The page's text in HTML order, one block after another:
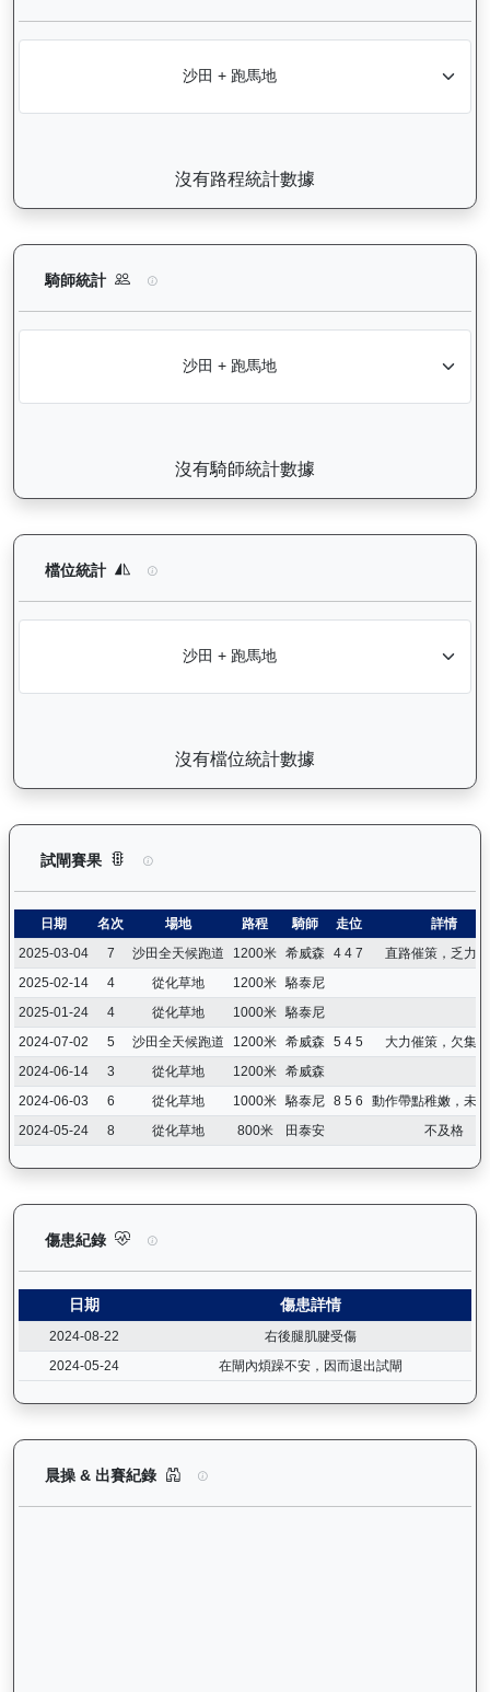
沒有路程統計數據
騎師統計 利不可擋（J458）— 騎師統計分析：查看各騎
沒有騎師統計數據
檔位統計 利不可擋（J458）— 檔位統計分析：查看馬匹
沒有檔位統計數據
試閘賽果 利不可擋（J458）— 試閘賽果紀錄：查看馬匹
日期 名次 場地 路程 騎師 走位
詳情
2025-03-04
7 沙田全天候跑道 1200米 希威森 4 4 7
直路催策，乏力
2025-02-14
4 從化草地 1200米 駱泰尼
2025-01-24
4 從化草地 1000米 駱泰尼
2024-07-02
5 沙田全天候跑道 1200米 希威森 5 4 5
大力催策，欠集
2024-06-14
3 從化草地 1200米 希威森
2024-06-03
6 從化草地 1000米 駱泰尼 8 5 6
動作帶點稚嫩，未
2024-05-24
8 從化草地 800米 田泰安 不及格
傷患紀錄 利不可擋（J458）— 傷患紀錄：查看馬匹完整
日期 傷患詳情
2024-08-22
右後腿肌腱受傷
2024-05-24
在閘內煩躁不安，因而退出試閘
晨操 & 出賽紀錄 利不可擋（J458）— 晨操及出賽紀錄圖